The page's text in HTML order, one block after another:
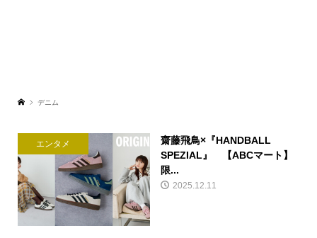
デニム
エンタメ
齋藤飛鳥×『HANDBALL
SPEZIAL』 【ABCマート】
限...
2025.12.11